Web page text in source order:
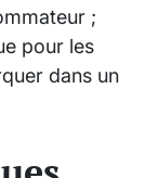
;
pour les
dans un